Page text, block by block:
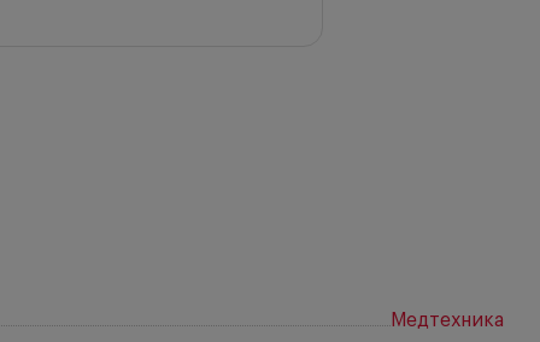
Медтехника